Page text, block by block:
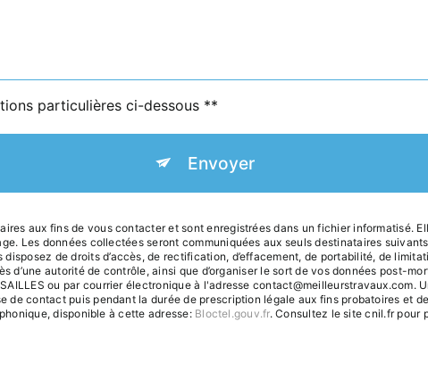
particulières ci-dessous **
Envoyer
aux fins de vous contacter et sont enregistrées dans un fichier informatisé.
Les données collectées seront communiquées aux seuls destinataires
disposez de droits d’accès, de rectification, d’effacement, de portabilité, de
d’une autorité de contrôle, ainsi que d’organiser le sort de vos données post-
ou par courrier électronique à l'adresse contact@meilleurstravaux.com.
de contact puis pendant la durée de prescription légale aux fins probatoires et
disponible à cette adresse: Bloctel.gouv.fr. Consultez le site cnil.fr pour